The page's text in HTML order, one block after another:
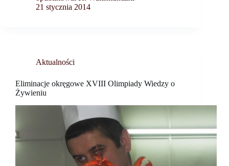
21 stycznia 2014
Aktualności
Eliminacje okręgowe XVIII Olimpiady Wiedzy o
Żywieniu